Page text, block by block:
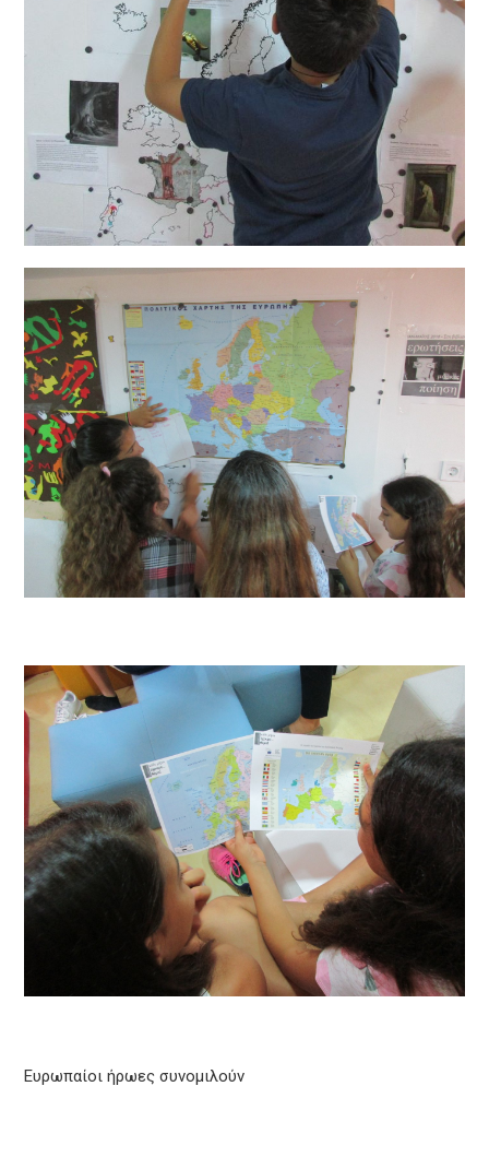
Ευρωπαίοι ήρωες συνομιλούν